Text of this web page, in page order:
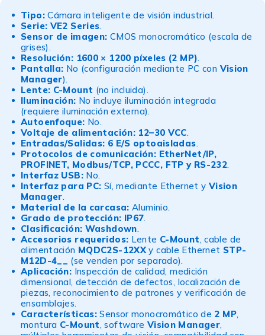
Tipo:Cámara inteligente de visión industrial.
Serie: VE2 Series.
Sensor de imagen: CMOS monocromático (escala de
grises).
Resolución: 1600 × 1200 píxeles (2 MP).
Pantalla: No (configuración mediante PC con Vision
Manager).
Lente: C-Mount (no incluida).
Iluminación: No incluye iluminación integrada
(requiere iluminación externa).
Autoenfoque: No.
Voltaje de alimentación: 12–30 VCC.
Entradas/Salidas: 6 E/S optoaisladas.
Protocolos de comunicación: EtherNet/IP,
PROFINET, Modbus/TCP, PCCC, FTP y RS-232.
Interfaz USB:No.
Interfaz para PC: Sí, mediante Ethernet y Vision
Manager.
Material de la carcasa: Aluminio.
Grado de protección: IP67.
Clasificación: Washdown.
Accesorios requeridos: Lente C-Mount, cable de
alimentación MQDC2S-12XXy cable Ethernet STP-
M12D-4__ (se venden por separado).
Aplicación: Inspección de calidad, medición
dimensional, detección de defectos, localización de
piezas, reconocimiento de patrones y verificación de
ensamblajes.
Características: Sensor monocromático de 2 MP,
montura C-Mount, software Vision Manager,